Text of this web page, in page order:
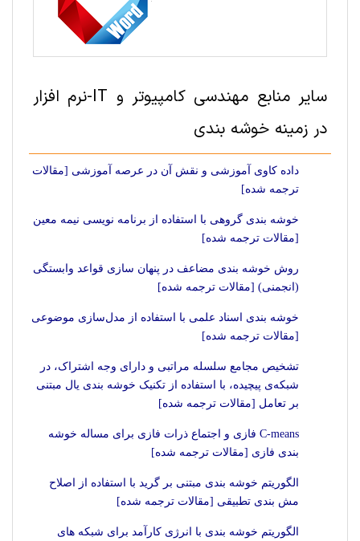
سایر منابع مهندسی کامپیوتر و IT-نرم افزار
در زمینه خوشه بندی
داده کاوی آموزشی و نقش آن در عرصه آموزشی [مقالات
ترجمه شده]
خوشه بندی گروهی با استفاده از برنامه نویسی نیمه معین
[مقالات ترجمه شده]
روش خوشه بندی مضاعف در پنهان سازی قواعد وابستگی
(انجمنی) [مقالات ترجمه شده]
خوشه بندی اسناد علمی با استفاده از مدل‌سازی موضوعی
[مقالات ترجمه شده]
تشخیص مجامع سلسله مراتبی و دارای وجه اشتراک، در
شبکه‌ی پیچیده، با استفاده از تکنیک خوشه بندی یال مبتنی
بر تعامل [مقالات ترجمه شده]
C-means فازی و اجتماع ذرات فازی برای مساله خوشه
بندی فازی [مقالات ترجمه شده]
الگوریتم خوشه بندی مبتنی بر گرید با استفاده از اصلاح
مش بندی تطبیقی [مقالات ترجمه شده]
الگوریتم خوشه بندی با انرژی کارآمد برای شبکه های